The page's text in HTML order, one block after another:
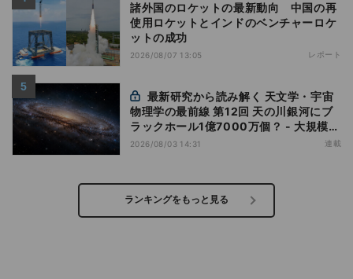
諸外国のロケットの最新動向 中国の再
使用ロケットとインドのベンチャーロケ
ットの成功
2026/08/07 13:05 レポート
物理学の最前線 第12回 天の川銀河にブ
ラックホール1億7000万個？ - 大規模計
算が描くその分布
2026/08/03 14:31 連載
ランキングをもっと見る